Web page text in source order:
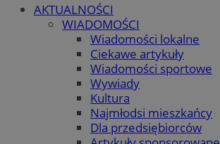
AKTUALNOŚCI
WIADOMOŚCI
Wiadomości lokalne
Ciekawe artykuły
Wiadomości sportowe
Wywiady
Kultura
Najmłodsi mieszkańcy
Dla przedsiębiorców